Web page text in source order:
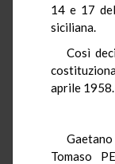
14 e 17
siciliana.
Così
aprile 1958.
Tomaso